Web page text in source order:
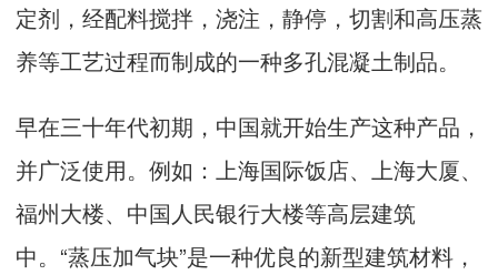
定剂，经配料搅拌，浇注，静停，切割和高压蒸
养等工艺过程而制成的一种多孔混凝土制品。
早在三十年代初期，中国就开始生产这种产品，
并广泛使用。例如：上海国际饭店、上海大厦、
福州大楼、中国人民银行大楼等高层建筑
中。“蒸压加气块”是一种优良的新型建筑材料，